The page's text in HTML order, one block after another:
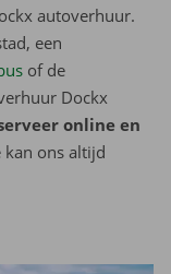
autoverhuur.
een
of de
Dockx
online en
kan ons altijd